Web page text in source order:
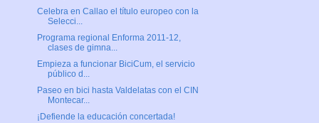
Celebra en Callao el título europeo con la
Selecci...
Programa regional Enforma 2011-12,
clases de gimna...
Empieza a funcionar BiciCum, el servicio
público d...
Paseo en bici hasta Valdelatas con el CIN
Montecar...
¡Defiende la educación concertada!